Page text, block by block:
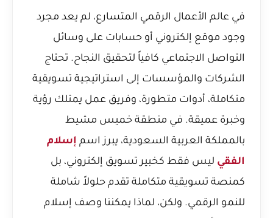
في عالم الأعمال الرقمي المتسارع، لم يعد مجرد
وجود موقع إلكتروني أو حسابات على وسائل
التواصل الاجتماعي كافياً لتحقيق النجاح. تحتاج
الشركات والمؤسسات إلى استراتيجية تسويقية
متكاملة، أدوات متطورة، وفريق عمل يمتلك رؤية
وخبرة عميقة. في منطقة خميس مشيط
بالمملكة العربية السعودية، يبرز اسم إسلام
الفقي ليس فقط كخبير تسويق إلكتروني، بل
كمنصة تسويقية متكاملة تقدم حلولاً شاملة
للنمو الرقمي. ولكن، لماذا يمكننا وصف إسلام